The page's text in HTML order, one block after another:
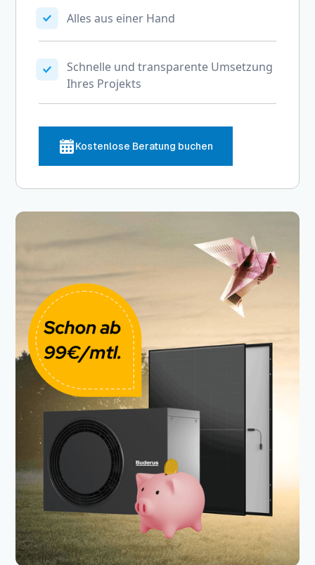
Alles aus einer Hand
Schnelle und transparente Umsetzung
Ihres Projekts
Kostenlose Beratung buchen